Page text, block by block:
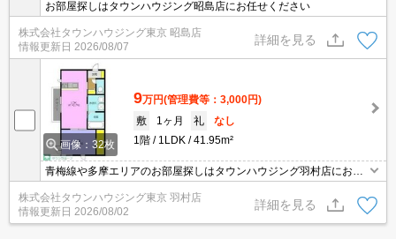
お部屋探しはタウンハウジング昭島店にお任せください
株式会社タウンハウジング東京 昭島店
情報更新日 2026/08/07
詳細を見る
画像：32枚
9万円(管理費等：3,000円)
敷
1ヶ月 礼
なし
1階
1LDK 41.95m²
青梅線や多摩エリアのお部屋探しはタウンハウジング羽村店にお任
せを！ご来店時無料駐車場ご用意あります！
株式会社タウンハウジング東京 羽村店
情報更新日 2026/08/02
詳細を見る